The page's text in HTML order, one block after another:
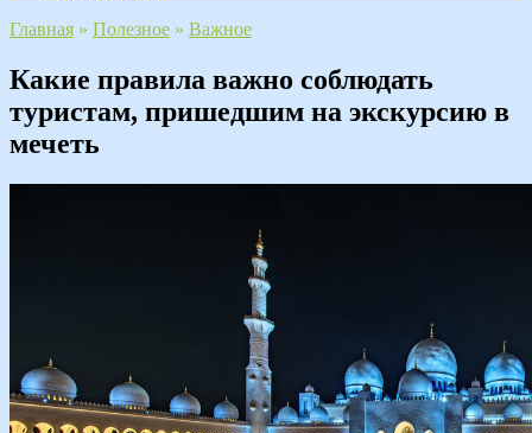
Главная » Полезное » Важное
Какие правила важно соблюдать
туристам, пришедшим на экскурсию в
мечеть